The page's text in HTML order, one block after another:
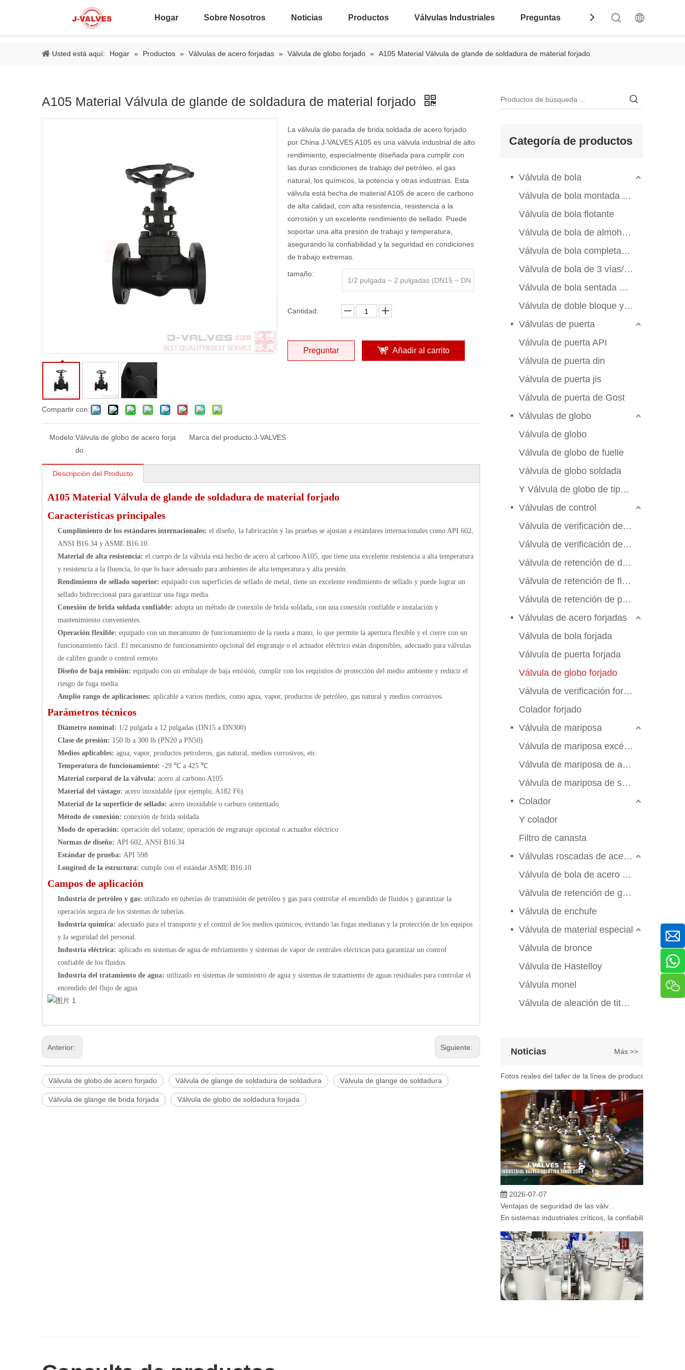
Hogar Sobre Nosotros Noticias Productos Válvulas Industriales Preguntas Frecuentes Contáctenos
Usted está aquí: Hogar » Productos » Válvulas de acero forjadas » Válvula de globo forjado » A105 Material Válvula de glande de soldadura de material forjado
A105 Material Válvula de glande de soldadura de material forjado
Compartir con:
La válvula de parada de brida soldada de acero forjado
por China J-VALVES A105 es una válvula industrial de alto
rendimiento, especialmente diseñada para cumplir con
las duras condiciones de trabajo del petróleo, el gas
natural, los químicos, la potencia y otras industrias. Esta
válvula está hecha de material A105 de acero de carbono
de alta calidad, con alta resistencia, resistencia a la
corrosión y un excelente rendimiento de sellado. Puede
soportar una alta presión de trabajo y temperatura,
asegurando la confiabilidad y la seguridad en condiciones
de trabajo extremas.
tamaño:
1/2 pulgada ~ 2 pulgadas (DN15 ~ DN
Cantidad:
Preguntar Añadir al carrito
Modelo:Válvula de globo de acero forja
do
Marca del producto:J-VALVES
Descripción del Producto
A105 Material Válvula de glande de soldadura de material forjado
Características principales
Cumplimiento de los estándares internacionales: el diseño, la fabricación y las pruebas se ajustan a estándares internacionales como API 602,
ANSI B16.34 y ASME B16.10.
Material de alta resistencia: el cuerpo de la válvula está hecho de acero al carbono A105, que tiene una excelente resistencia a alta temperatura
y resistencia a la fluencia, lo que lo hace adecuado para ambientes de alta temperatura y alta presión.
Rendimiento de sellado superior: equipado con superficies de sellado de metal, tiene un excelente rendimiento de sellado y puede lograr un
sellado bidireccional para garantizar una fuga media.
Conexión de brida soldada confiable: adopta un método de conexión de brida soldada, con una conexión confiable e instalación y
mantenimiento convenientes.
Operación flexible: equipado con un mecanismo de funcionamiento de la rueda a mano, lo que permite la apertura flexible y el cierre con un
funcionamiento fácil. El mecanismo de funcionamiento opcional del engranaje o el actuador eléctrico están disponibles, adecuado para válvulas
de calibre grande o control remoto.
Diseño de baja emisión: equipado con un embalaje de baja emisión, cumplir con los requisitos de protección del medio ambiente y reducir el
riesgo de fuga media.
Amplio rango de aplicaciones: aplicable a varios medios, como agua, vapor, productos de petróleo, gas natural y medios corrosivos.
Parámetros técnicos
Diámetro nominal: 1/2 pulgada a 12 pulgadas (DN15 a DN300)
Clase de presión: 150 lb a 300 lb (PN20 a PN50)
Medios aplicables: agua, vapor, productos petroleros, gas natural, medios corrosivos, etc.
Temperatura de funcionamiento: -29 ℃ a 425 ℃
Material corporal de la válvula: acero al carbono A105
Material del vástago: acero inoxidable (por ejemplo, A182 F6)
Material de la superficie de sellado: acero inoxidable o carburo cementado
Método de conexión: conexión de brida soldada
Modo de operación: operación del volante; operación de engranaje opcional o actuador eléctrico
Normas de diseño: API 602, ANSI B16.34
Estándar de prueba: API 598
Longitud de la estructura: cumple con el estándar ASME B16.10
Campos de aplicación
Industria de petróleo y gas: utilizado en tuberías de transmisión de petróleo y gas para controlar el encendido de fluidos y garantizar la
operación segura de los sistemas de tuberías.
Industria química: adecuado para el transporte y el control de los medios químicos, evitando las fugas medianas y la protección de los equipos
y la seguridad del personal.
Industria eléctrica: aplicado en sistemas de agua de enfriamiento y sistemas de vapor de centrales eléctricas para garantizar un control
confiable de los fluidos.
Industria del tratamiento de agua: utilizado en sistemas de suministro de agua y sistemas de tratamiento de aguas residuales para controlar el
encendido del flujo de agua.
Anterior: Siguiente:
Válvula de globo de acero forjado Válvula de glange de soldadura de soldadura Válvula de glange de soldadura
Válvula de glange de brida forjada Válvula de globo de soldadura forjada
Categoría de productos
Válvula de bola
Válvula de bola montada en el muelle
Válvula de bola flotante
Válvula de bola de almohadilla de montaje
Válvula de bola completamente soldada
Válvula de bola de 3 vías/4 vías
Válvula de bola sentada de metal
Válvula de doble bloque y sangrado
Válvulas de puerta
Válvula de puerta API
Válvula de puerta din
Válvula de puerta jis
Válvula de puerta de Gost
Válvulas de globo
Válvula de globo
Válvula de globo de fuelle
Válvula de globo soldada
Y Válvula de globo de tipo Y
Válvulas de control
Válvula de verificación de swing
Válvula de verificación de elevación
Válvula de retención de doble aleta
Válvula de retención de flujo axial
Válvula de retención de placa de manchas
Válvulas de acero forjadas
Válvula de bola forjada
Válvula de puerta forjada
Válvula de globo forjado
Válvula de verificación forjada
Colador forjado
Válvula de mariposa
Válvula de mariposa excéntrica triple
Válvula de mariposa de alto rendimiento
Válvula de mariposa de sello suave
Colador
Y colador
Filtro de canasta
Válvulas roscadas de acero inoxidable
Válvula de bola de acero inoxidable
Válvula de retención de globo de compuerta
Válvula de enchufe
Válvula de material especial
Válvula de bronce
Válvula de Hastelloy
Válvula monel
Válvula de aleación de titanio
Noticias Más >>
En ingeniería marina, plataformas marinas y entornos
2026-07-07
En sistemas industriales críticos, la confiabilidad de las